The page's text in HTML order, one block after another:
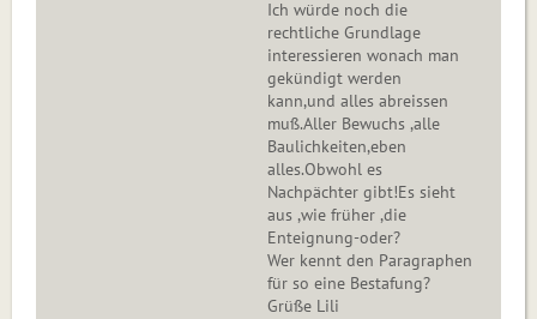
Ich würde noch die
rechtliche Grundlage
interessieren wonach man
gekündigt werden
kann,und alles abreissen
muß.Aller Bewuchs ,alle
Baulichkeiten,eben
alles.Obwohl es
Nachpächter gibt!Es sieht
aus ,wie früher ,die
Enteignung-oder?
Wer kennt den Paragraphen
für so eine Bestafung?
Grüße Lili